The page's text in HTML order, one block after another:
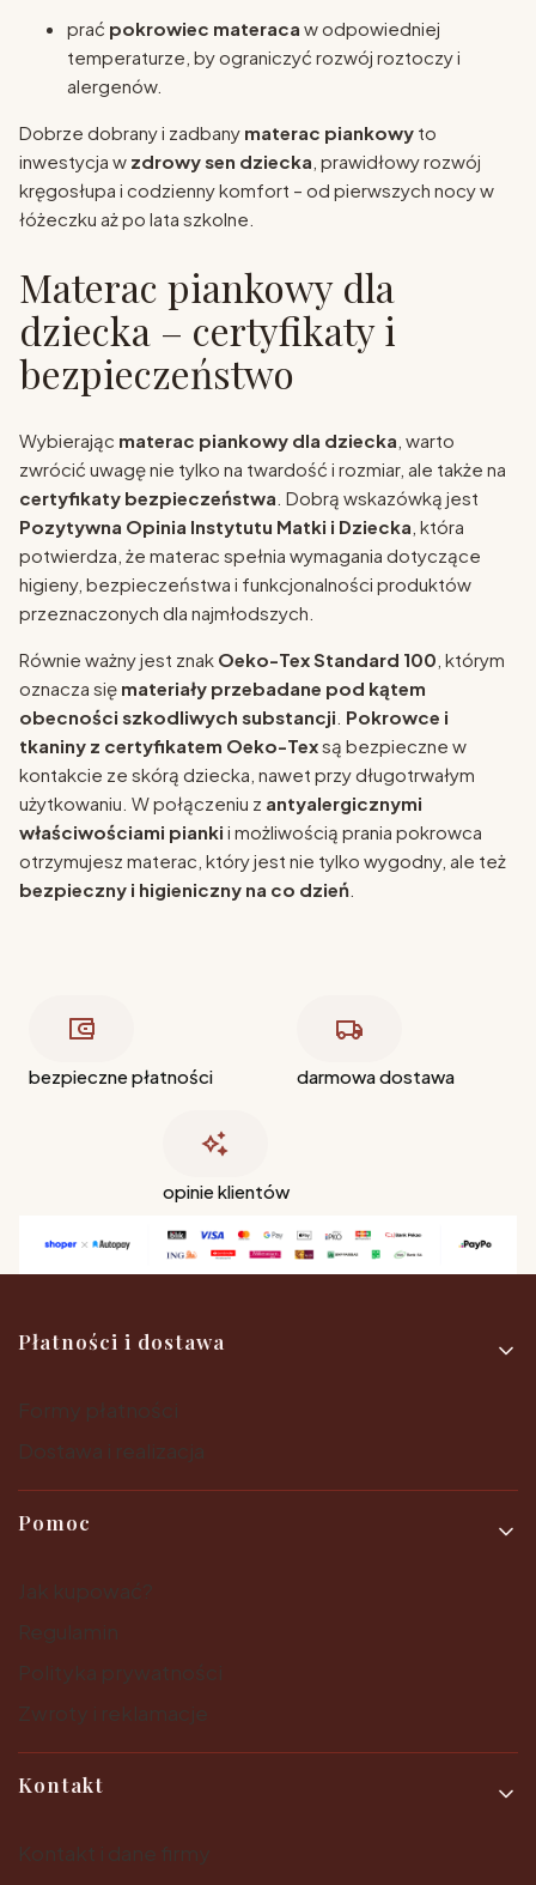
prać pokrowiec materaca w odpowiedniej
temperaturze, by ograniczyć rozwój roztoczy i
alergenów.
Dobrze dobrany i zadbany materac piankowy to
inwestycja w zdrowy sen dziecka , prawidłowy rozwój
kręgosłupa i codzienny komfort – od pierwszych nocy w
łóżeczku aż po lata szkolne.
Materac piankowy dla
dziecka – certyfikaty i
bezpieczeństwo
Wybierając materac piankowy dla dziecka , warto
zwrócić uwagę nie tylko na twardość i rozmiar, ale także na
certyfikaty bezpieczeństwa . Dobrą wskazówką jest
Pozytywna Opinia Instytutu Matki i Dziecka , która
potwierdza, że materac spełnia wymagania dotyczące
higieny, bezpieczeństwa i funkcjonalności produktów
przeznaczonych dla najmłodszych.
Równie ważny jest znak Oeko-Tex Standard 100 , którym
oznacza się materiały przebadane pod kątem
obecności szkodliwych substancji Pokrowce i
tkaniny z certyfikatem Oeko-Texsą bezpieczne w
kontakcie ze skórą dziecka, nawet przy długotrwałym
użytkowaniu. W połączeniu z antyalergicznymi
właściwościami pianki i możliwością prania pokrowca
otrzymujesz materac, który jest nie tylko wygodny, ale też
bezpieczny i higieniczny na co dzień
bezpieczne płatności darmowa dostawa
opinie klientów
Linki w stopce
Płatności i dostawa
Pomoc
Kontakt